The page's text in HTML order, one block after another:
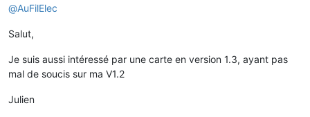
@AuFilElec
Salut,
Je suis aussi intéressé par une carte en version 1.3, ayant pas
mal de soucis sur ma V1.2
Julien